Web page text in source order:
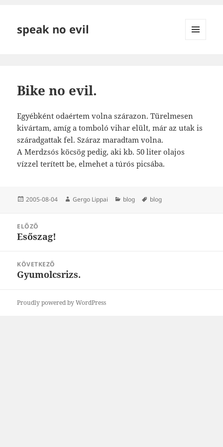
speak no evil
Bike no evil.
Egyébként odaértem volna szárazon. Türelmesen
kivártam, amíg a tomboló vihar elült, már az utak is
száradgattak fel. Száraz maradtam volna.
A Merdzsós köcsög pedig, aki kb. 50 liter olajos
vízzel terített be, elmehet a túrós picsába.
Közzétéve
2005-08-04 Szerző
Gergo Lippai Kategória
blog Címke
blog
navigáció
ELŐZŐ
Korábbi
Esőszag!
KÖVETKEZŐ
Következő
Gyumolcsrizs.
Proudly powered by WordPress